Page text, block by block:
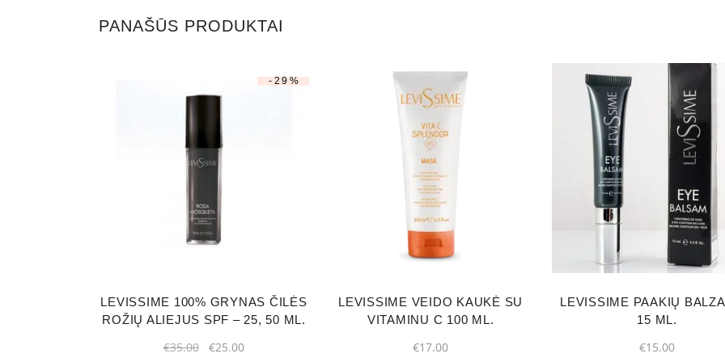
PANAŠŪS PRODUKTAI
-29%
LEVISSIME 100% GRYNAS ČILĖS
ROŽIŲ ALIEJUS SPF – 25, 50 ML.
€35.00 Original
€25.00Current
LEVISSIME VEIDO KAUKĖ SU
VITAMINU C 100 ML.
€17.00
LEVISSIME PAAKIŲ
15 ML.
€15.00